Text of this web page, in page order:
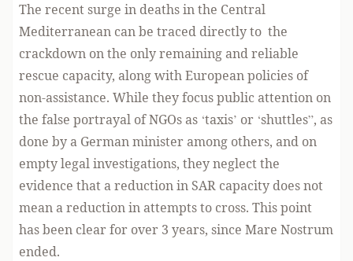
The recent surge in deaths in the Central
Mediterranean can be traced directly to the
crackdown on the only remaining and reliable
rescue capacity, along with European policies of
non-assistance. While they focus public attention on
the false portrayal of NGOs as ‘taxis’ or ‘shuttles”, as
done by a German minister among others, and on
empty legal investigations, they neglect the
evidence that a reduction in SAR capacity does not
mean a reduction in attempts to cross. This point
has been clear for over 3 years, since Mare Nostrum
ended.